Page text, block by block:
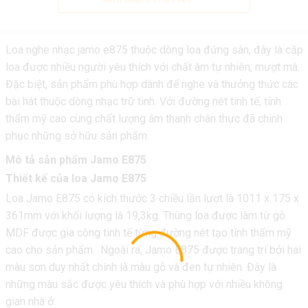
Loa nghe nhạc jamo e875 thuộc dòng loa đứng sàn, đây là cặp
loa được nhiều người yêu thích với chất âm tự nhiên, mượt mà.
Đặc biệt, sản phẩm phù hợp dành để nghe và thưởng thức các
bài hát thuộc dòng nhạc trữ tình. Với đường nét tinh tế, tính
thẩm mỹ cao cùng chất lượng âm thanh chân thực đã chinh
phục những sở hữu sản phẩm.
Mô tả sản phẩm Jamo E875
Thiết kế của loa Jamo E875
Loa Jamo E875 có kích thước 3 chiều lần lượt là 1011 x 175 x
361mm với khối lượng là 19,3kg. Thùng loa được làm từ gỗ
MDF được gia công tinh tế từng đường nét tạo tính thẩm mỹ
cao cho sản phẩm. Ngoài ra, Jamo E875 được trang trí bởi hai
màu sơn duy nhất chính là màu gỗ và đen tự nhiên. Đây là
những màu sắc được yêu thích và phù hợp với nhiều không
gian nhà ở.